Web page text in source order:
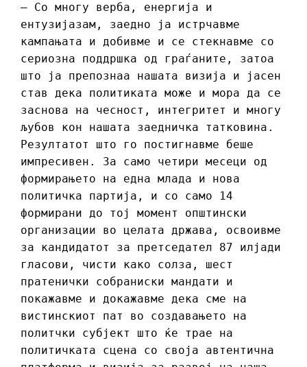
– Со многу верба, енергија и
ентузијазам, заедно ја истрчавме
кампањата и добивме и се стекнавме со
сериозна поддршка од граѓаните, затоа
што ја препознаа нашата визија и јасен
став дека политиката може и мора да се
заснова на чесност, интегритет и многу
љубов кон нашата заедничка татковина.
Резултатот што го постигнавме беше
импресивен. За само четири месеци од
формирањето на една млада и нова
политичка партија, и со само 14
формирани до тој момент општински
организации во целата држава, освоивме
за кандидатот за претседател 87 илјади
гласови, чисти како солза, шест
пратенички собраниски мандати и
покажавме и докажавме дека сме на
вистинскиот пат во создавањето на
политчки субјект што ќе трае на
политичката сцена со своја автентична